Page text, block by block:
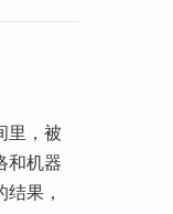
里，被
和机器
果，